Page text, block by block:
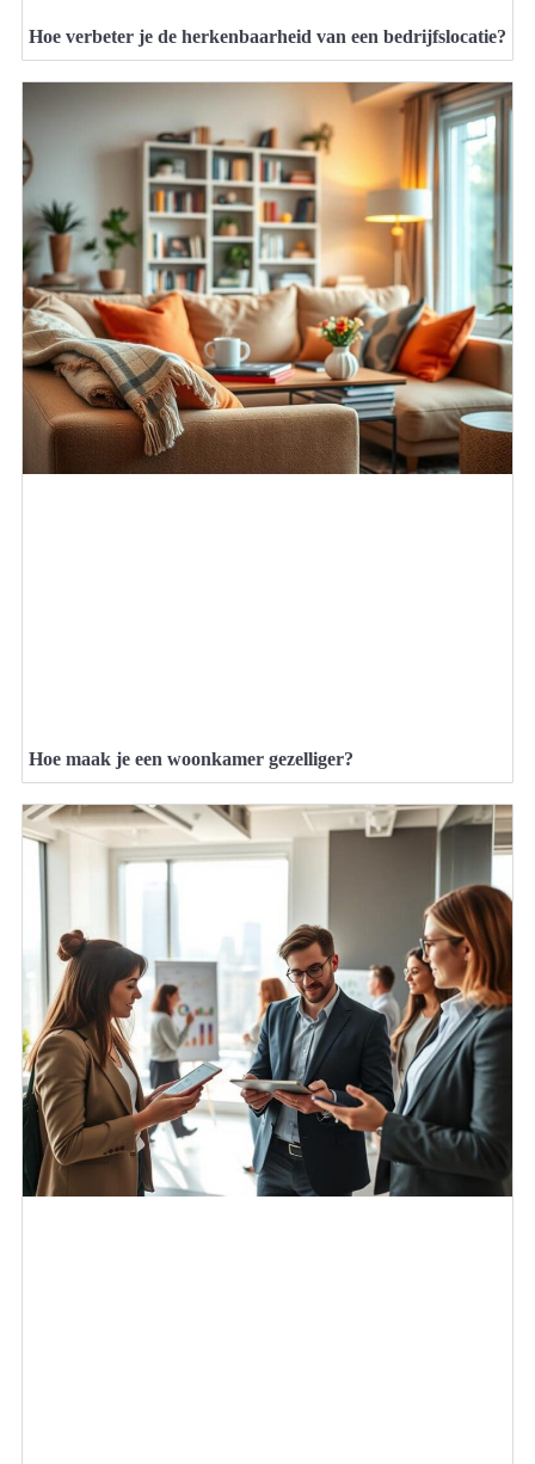
Hoe verbeter je de herkenbaarheid van een bedrijfslocatie?
Hoe maak je een woonkamer gezelliger?